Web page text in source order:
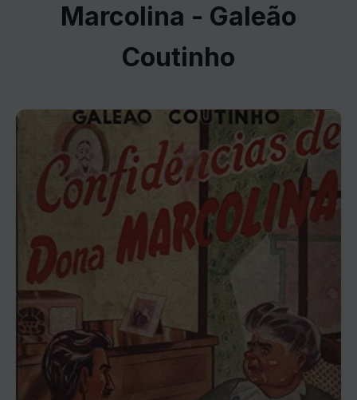
Marcolina - Galeão
Coutinho